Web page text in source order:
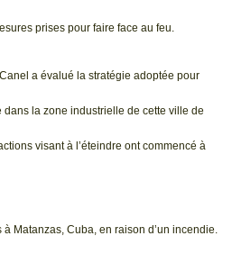
prises pour faire face au feu.
a évalué la stratégie adoptée pour
dans la zone industrielle de cette ville de
visant à l’éteindre ont commencé à
Matanzas, Cuba, en raison d’un incendie.